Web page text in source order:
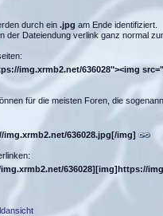
durch ein .jpg am Ende identifiziert.
der Dateiendung verlink ganz normal
img.xrmb2.net/636028"><img
für die meisten Foren, die
636028.jpg[/img]
636028][img]https://